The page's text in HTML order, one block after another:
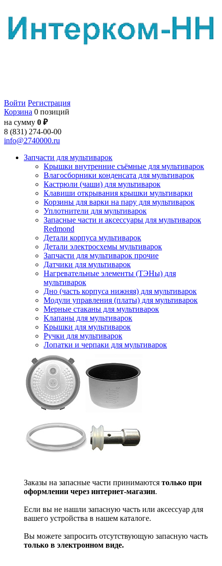
Войти Регистрация
Корзина 0 позиций
на сумму 0 ₽
8 (831) 274-00-00
info@2740000.ru
Запчасти для мультиварок
Крышки внутренние съёмные для мультиварок
Влагосборники конденсата для мультиварок
Кастрюли (чаши) для мультиварок
Клавиши открывания крышки мультиварки
Корзины для варки на пару для мультиварок
Уплотнители для мультиварок
Запасные части и аксессуары для мультиварок
Redmond
Детали корпуса мультиварок
Детали электросхемы мультиварок
Запчасти для мультиварок прочие
Датчики для мультиварок
Нагревательные элементы (ТЭНы) для
мультиварок
Дно (часть корпуса нижняя) для мультиварок
Модули управления (платы) для мультиварок
Мерные стаканы для мультиварок
Клапаны для мультиварок
Крышки для мультиварок
Ручки для мультиварок
Лопатки и черпаки для мультиварок
Заказы на запасные части принимаются только при
оформлении через интернет-магазин.
Если вы не нашли запасную часть или аксессуар для
вашего устройства в нашем каталоге.
Вы можете запросить отсутствующую запасную часть
только в электронном виде.